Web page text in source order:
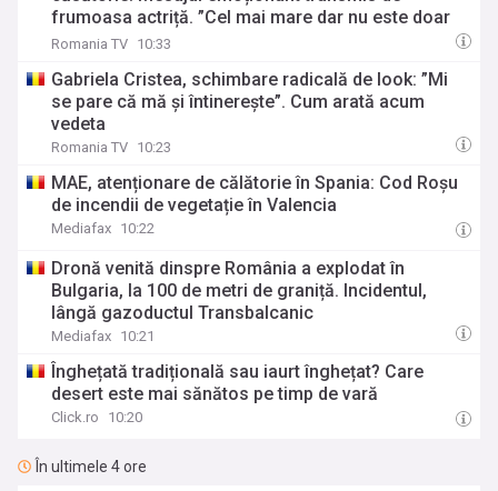
frumoasa actriță. ”Cel mai mare dar nu este doar
familia pe care am construit-o, ci că am avut
Romania TV 10:33
Gabriela Cristea, schimbare radicală de look: ”Mi
se pare că mă și întinerește”. Cum arată acum
vedeta
Romania TV 10:23
MAE, atenționare de călătorie în Spania: Cod Roșu
de incendii de vegetație în Valencia
Mediafax 10:22
Dronă venită dinspre România a explodat în
Bulgaria, la 100 de metri de graniță. Incidentul,
lângă gazoductul Transbalcanic
Mediafax 10:21
Înghețată tradițională sau iaurt înghețat? Care
desert este mai sănătos pe timp de vară
Click.ro 10:20
În ultimele 4 ore